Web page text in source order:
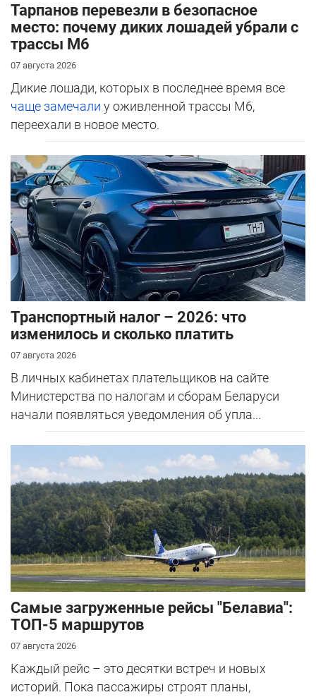
Тарпанов перевезли в безопасное
место: почему диких лошадей убрали с
трассы М6
07 августа 2026
Дикие лошади, которых в последнее время все
чаще замечали у оживленной трассы М6,
переехали в новое место.
Транспортный налог – 2026: что
изменилось и сколько платить
07 августа 2026
В личных кабинетах плательщиков на сайте
Министерства по налогам и сборам Беларуси
начали появляться уведомления об упла...
Самые загруженные рейсы "Белавиа":
ТОП-5 маршрутов
07 августа 2026
Каждый рейс – это десятки встреч и новых
историй. Пока пассажиры строят планы,